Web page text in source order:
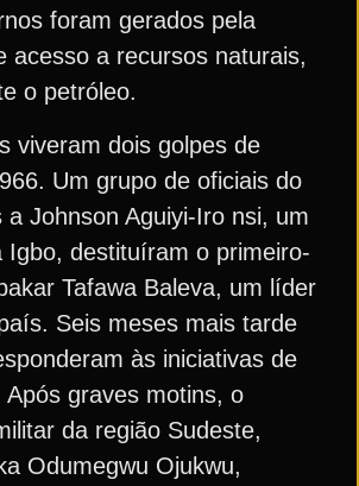
foram gerados pela
acesso a recursos naturais,
o petróleo.
viveram dois golpes de
Um grupo de oficiais do
a Johnson Aguiyi-Iro nsi, um
Igbo, destituíram o primeiro-
Tafawa Baleva, um líder
Seis meses mais tarde
às iniciativas de
Após graves motins, o
da região Sudeste,
Odumegwu Ojukwu,